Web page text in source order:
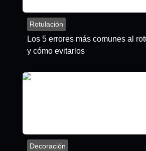
Rotulación
Los 5 errores más comunes al
y cómo evitarlos
Decoración